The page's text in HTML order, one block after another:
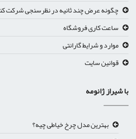
چگونه عرض چند ثانیه در نظرسنجی شرکت
ساعت کاری فروشگاه
موارد و شرایط گارانتی
قوانین سایت
با شیراز ژانومه
بهترین مدل چرخ خیاطی چیه؟